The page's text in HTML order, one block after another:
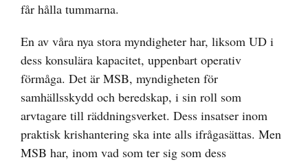
får hålla tummarna.
En av våra nya stora myndigheter har, liksom UD i
dess konsulära kapacitet, uppenbart operativ
förmåga. Det är MSB, myndigheten för
samhällsskydd och beredskap, i sin roll som
arvtagare till räddningsverket. Dess insatser inom
praktisk krishantering ska inte alls ifrågasättas. Men
MSB har, inom vad som ter sig som dess